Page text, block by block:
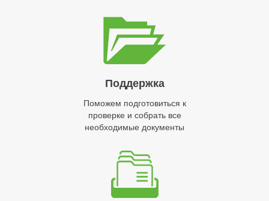
Поддержка
Поможем подготовиться к
проверке и собрать все
необходимые документы